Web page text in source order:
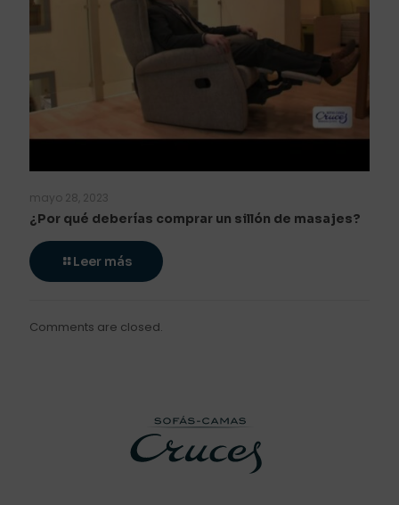
mayo 28, 2023
¿Por qué deberías comprar un sillón de masajes?
Leer más
Comments are closed.